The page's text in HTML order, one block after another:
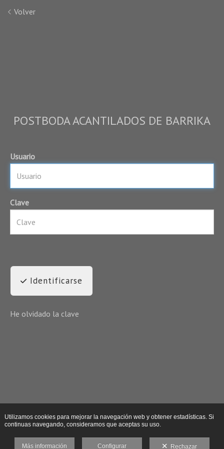
Volver
POSTBODA ACANTILADOS DE BARRIKA
Usuario
Clave
Identificarse
He olvidado la clave
Utilizamos cookies para mejorar la navegación web y obtener estadísticas. Si
continuas navegando, consideramos que aceptas su uso.
Más información Configurar Rechazar